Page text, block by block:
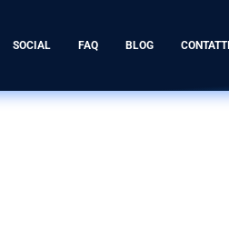
SOCIAL FAQ BLOG CONTATTI